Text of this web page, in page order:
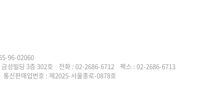
96-02060
성빌딩 3층 302호
전화 : 02-2686-6712 팩스 : 02-2686-6713
통신판매업번호 : 제2025-서울종로-0878호